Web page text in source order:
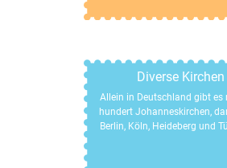
Diverse Kirchen
Allein in Deutschland gibt es
hundert Johanneskirchen,
Berlin, Köln, Heideberg und